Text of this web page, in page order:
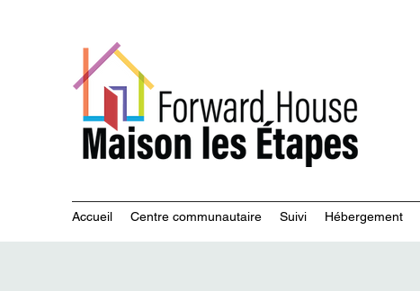
Accueil Centre communautaire Suivi Hébergement